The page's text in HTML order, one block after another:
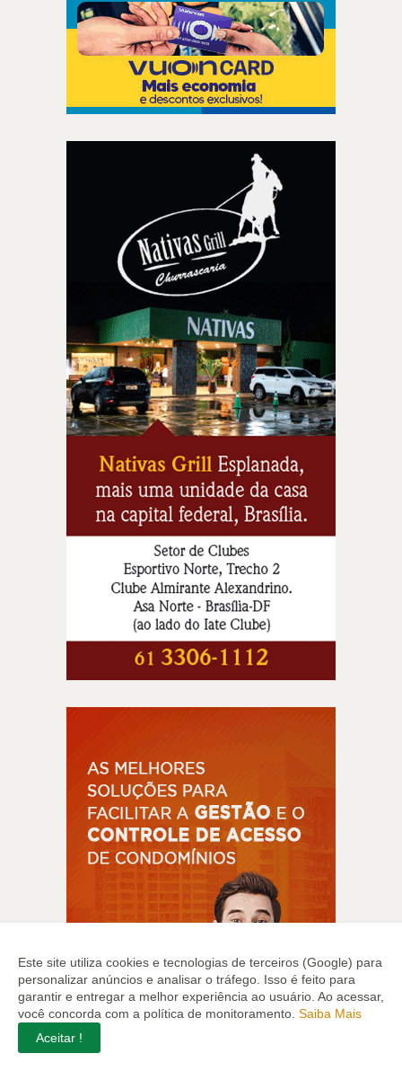
Este site utiliza cookies e tecnologias de terceiros (Google) para
personalizar anúncios e analisar o tráfego. Isso é feito para
garantir e entregar a melhor experiência ao usuário. Ao acessar,
você concorda com a política de monitoramento. Saiba Mais
Aceitar !